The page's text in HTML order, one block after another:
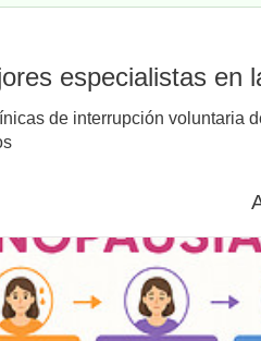
especialistas en
de interrupción voluntaria